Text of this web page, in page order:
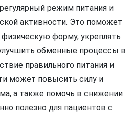
режим питания и
активности. Это поможет
форму, укреплять
обменные процессы в
правильного питания и
может повысить силу и
а также помочь в снижении
полезно для пациентов с